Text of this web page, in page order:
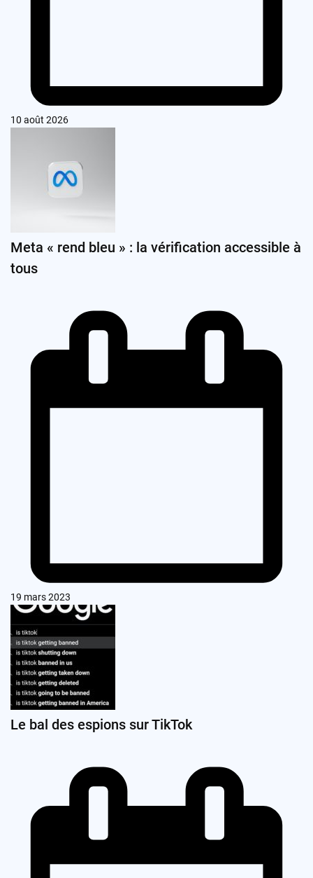
10 août 2026
Meta « rend bleu » : la vérification accessible à
tous
19 mars 2023
Le bal des espions sur TikTok